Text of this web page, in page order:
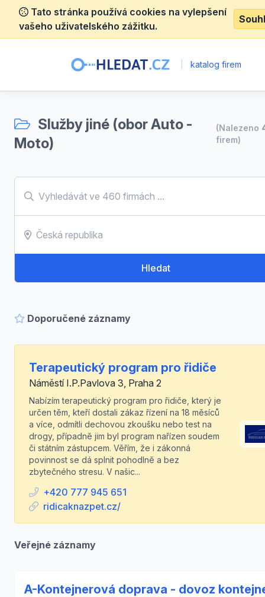
Tato stránka používá cookies na vylepšení
vašeho uživatelského zážitku.
katalog firem
Služby jiné (obor Auto -
Moto)
(Nalezeno
firem)
Hledat
Doporučené záznamy
Terapeutický program pro řidiče
Náměstí I.P.Pavlova 3, Praha 2
Nabízím terapeutický program pro řidiče, který je
určen těm, kteří dostali zákaz řízení na 18 měsíců
a více, odmítli dechovou zkoušku nebo test na
drogy, případně jim byl program nařízen soudem
či státním zástupcem. Věřím, že i zákonná
povinnost se dá splnit pohodlně a bez
zbytečného stresu. V našic...
+420 777 945 651
ridicaknazpet.cz/
Veřejné záznamy
A-Kontejnerová doprava - dovoz